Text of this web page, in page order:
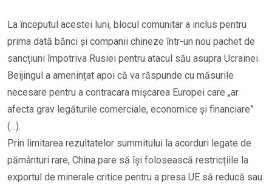
La începutul acestei luni, blocul comunitar a inclus pentru
prima dată bănci și companii chineze într-un nou pachet de
sancțiuni împotriva Rusiei pentru atacul său asupra Ucrainei.
Beijingul a amenințat apoi că va răspunde cu măsurile
necesare pentru a contracara mișcarea Europei care „ar
afecta grav legăturile comerciale, economice și financiare”
(...).
Prin limitarea rezultatelor summitului la acorduri legate de
pământuri rare, China pare să își folosească restricțiile la
exportul de minerale critice pentru a presa UE să reducă sau